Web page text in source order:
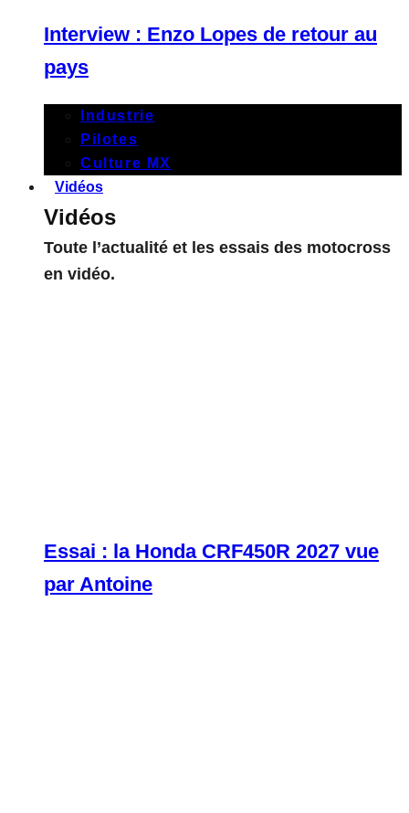
Interview : Enzo Lopes de retour au
pays
Industrie
Pilotes
Culture MX
Vidéos
Vidéos
Toute l’actualité et les essais des motocross
en vidéo.
Essai : la Honda CRF450R 2027 vue
par Antoine